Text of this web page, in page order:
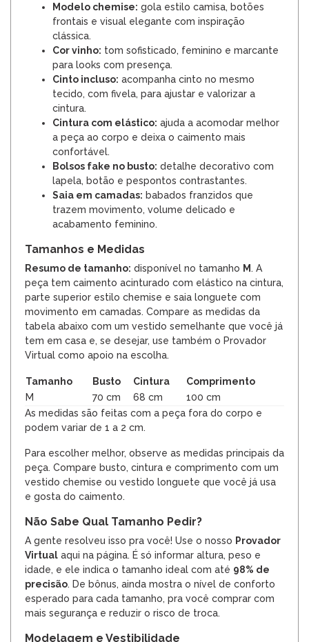
Modelo chemise: gola estilo camisa, botões
frontais e visual elegante com inspiração
clássica.
Cor vinho: tom sofisticado, feminino e marcante
para looks com presença.
Cinto incluso: acompanha cinto no mesmo
tecido, com fivela, para ajustar e valorizar a
cintura.
Cintura com elástico: ajuda a acomodar melhor
a peça ao corpo e deixa o caimento mais
confortável.
Bolsos fake no busto: detalhe decorativo com
lapela, botão e pespontos contrastantes.
Saia em camadas: babados franzidos que
trazem movimento, volume delicado e
acabamento feminino.
Tamanhos e Medidas
Resumo de tamanho: disponível no tamanho M. A
peça tem caimento acinturado com elástico na cintura,
parte superior estilo chemise e saia longuete com
movimento em camadas. Compare as medidas da
tabela abaixo com um vestido semelhante que você já
tem em casa e, se desejar, use também o Provador
Virtual como apoio na escolha.
Tamanho Busto Cintura
Comprimento
M
70 cm 68 cm
100 cm
As medidas são feitas com a peça fora do corpo e
podem variar de 1 a 2 cm.
Para escolher melhor, observe as medidas principais da
peça. Compare busto, cintura e comprimento com um
vestido chemise ou vestido longuete que você já usa
e gosta do caimento.
Não Sabe Qual Tamanho Pedir?
A gente resolveu isso pra você! Use o nosso Provador
Virtual aqui na página. É só informar altura, peso e
idade, e ele indica o tamanho ideal com até 98% de
precisão. De bônus, ainda mostra o nível de conforto
esperado para cada tamanho, pra você comprar com
mais segurança e reduzir o risco de troca.
Modelagem e Vestibilidade